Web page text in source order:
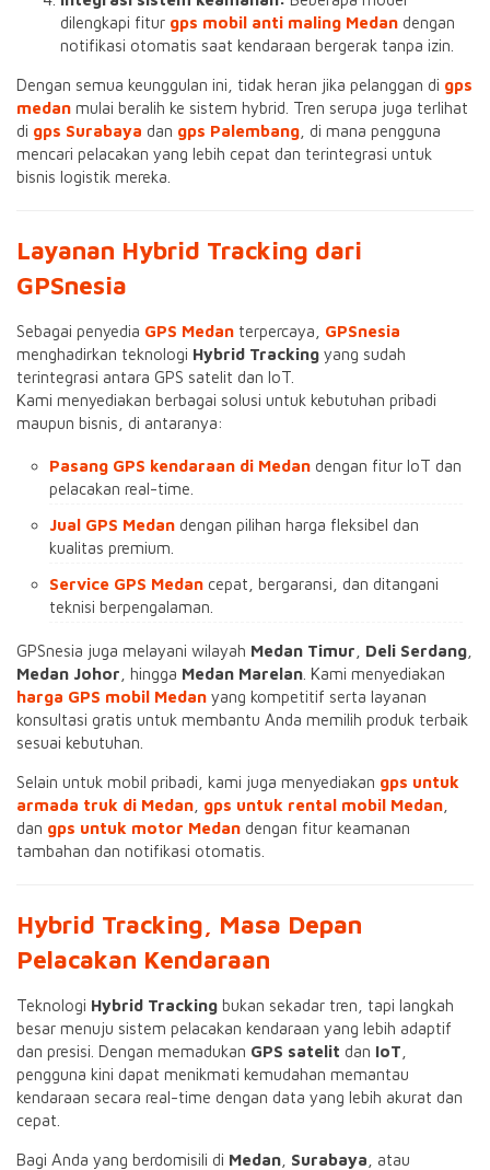
dilengkapi fitur gps mobil anti maling Medan dengan
notifikasi otomatis saat kendaraan bergerak tanpa izin.
Dengan semua keunggulan ini, tidak heran jika pelanggan di gps
medan mulai beralih ke sistem hybrid. Tren serupa juga terlihat
di gps Surabaya dan gps Palembang , di mana pengguna
mencari pelacakan yang lebih cepat dan terintegrasi untuk
bisnis logistik mereka.
Layanan Hybrid Tracking dari
GPSnesia
Sebagai penyedia GPS Medan terpercaya, GPSnesia
menghadirkan teknologi Hybrid Tracking yang sudah
terintegrasi antara GPS satelit dan IoT.
Kami menyediakan berbagai solusi untuk kebutuhan pribadi
maupun bisnis, di antaranya:
Pasang GPS kendaraan di Medan dengan fitur IoT dan
pelacakan real-time.
Jual GPS Medan dengan pilihan harga fleksibel dan
kualitas premium.
Service GPS Medan cepat, bergaransi, dan ditangani
teknisi berpengalaman.
GPSnesia juga melayani wilayah Medan Timur Deli Serdang
Medan Johor , hingga Medan Marelan . Kami menyediakan
harga GPS mobil Medan yang kompetitif serta layanan
konsultasi gratis untuk membantu Anda memilih produk terbaik
sesuai kebutuhan.
Selain untuk mobil pribadi, kami juga menyediakan gps untuk
armada truk di Medan gps untuk rental mobil Medan
dan gps untuk motor Medan dengan fitur keamanan
tambahan dan notifikasi otomatis.
Hybrid Tracking, Masa Depan
Pelacakan Kendaraan
Teknologi Hybrid Tracking bukan sekadar tren, tapi langkah
besar menuju sistem pelacakan kendaraan yang lebih adaptif
dan presisi. Dengan memadukan GPS satelit dan IoT
pengguna kini dapat menikmati kemudahan memantau
kendaraan secara real-time dengan data yang lebih akurat dan
cepat.
Bagi Anda yang berdomisili di Medan Surabaya , atau